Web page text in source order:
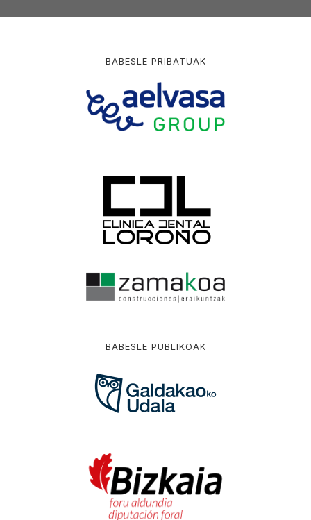
BABESLE PRIBATUAK
BABESLE PUBLIKOAK